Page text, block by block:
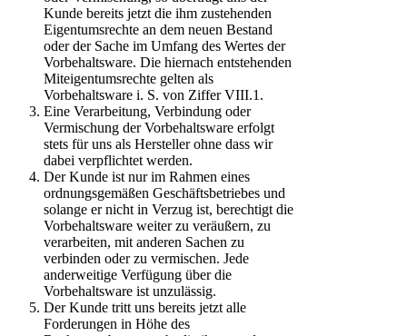
Kunde bereits jetzt die ihm zustehenden
Eigentumsrechte an dem neuen Bestand
oder der Sache im Umfang des Wertes der
Vorbehaltsware. Die hiernach entstehenden
Miteigentumsrechte gelten als
Vorbehaltsware i. S. von Ziffer VIII.1.
Eine Verarbeitung, Verbindung oder
Vermischung der Vorbehaltsware erfolgt
stets für uns als Hersteller ohne dass wir
dabei verpflichtet werden.
Der Kunde ist nur im Rahmen eines
ordnungsgemäßen Geschäftsbetriebes und
solange er nicht in Verzug ist, berechtigt die
Vorbehaltsware weiter zu veräußern, zu
verarbeiten, mit anderen Sachen zu
verbinden oder zu vermischen. Jede
anderweitige Verfügung über die
Vorbehaltsware ist unzulässig.
Der Kunde tritt uns bereits jetzt alle
Forderungen in Höhe des